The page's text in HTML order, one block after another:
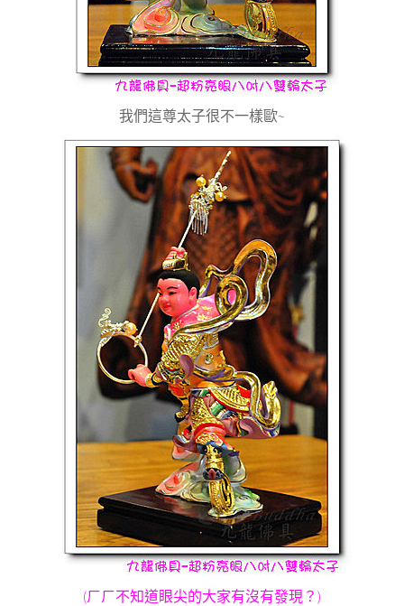
我們這尊太子很不一樣歐~
(ㄏㄏ不知道眼尖的大家有沒有發現？ )